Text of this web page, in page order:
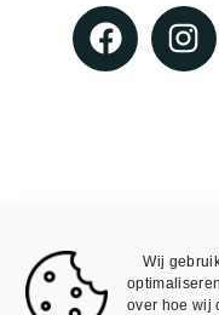
Wij
over hoe wij
Void